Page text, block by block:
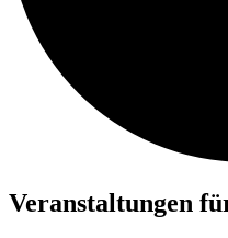
Veranstaltungen